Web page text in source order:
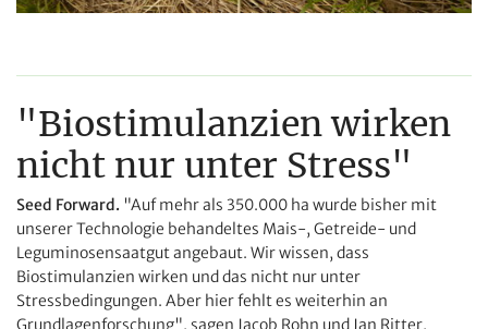
"Biostimulanzien wirken
nicht nur unter Stress"
Seed Forward. "Auf mehr als 350.000 ha wurde bisher mit
unserer Technologie behandeltes Mais-, Getreide- und
Leguminosensaatgut angebaut. Wir wissen, dass
Biostimulanzien wirken und das nicht nur unter
Stressbedingungen. Aber hier fehlt es weiterhin an